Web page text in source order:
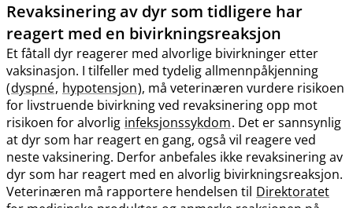
Revaksinering av dyr som tidligere har
reagert med en bivirkningsreaksjon
Et fåtall dyr reagerer med alvorlige bivirkninger etter
vaksinasjon. I tilfeller med tydelig allmennpåkjenning
(dyspné, hypotensjon), må veterinæren vurdere risikoen
for livstruende bivirkning ved revaksinering opp mot
risikoen for alvorlig infeksjonssykdom. Det er sannsynlig
at dyr som har reagert en gang, også vil reagere ved
neste vaksinering. Derfor anbefales ikke revaksinering av
dyr som har reagert med en alvorlig bivirkningsreaksjon.
Veterinæren må rapportere hendelsen til Direktoratet